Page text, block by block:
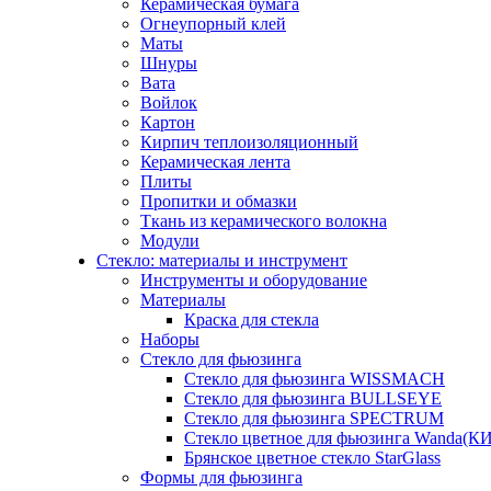
Керамическая бумага
Огнеупорный клей
Маты
Шнуры
Вата
Войлок
Картон
Кирпич теплоизоляционный
Керамическая лента
Плиты
Пропитки и обмазки
Ткань из керамического волокна
Модули
Стекло: материалы и инструмент
Инструменты и оборудование
Материалы
Краска для стекла
Наборы
Стекло для фьюзинга
Стекло для фьюзинга WISSMACH
Стекло для фьюзинга BULLSEYE
Стекло для фьюзинга SPECTRUM
Стекло цветное для фьюзинга
Брянское цветное стекло StarGlass
Формы для фьюзинга